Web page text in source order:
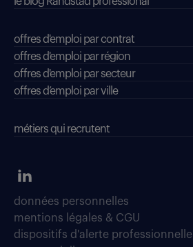
offres d'emploi par contrat
offres d'emploi par région
offres d'emploi par secteur
offres d’emploi par ville
métiers qui recrutent
données personnelles
mentions légales & CGU
dispositifs d'alerte professionnelle